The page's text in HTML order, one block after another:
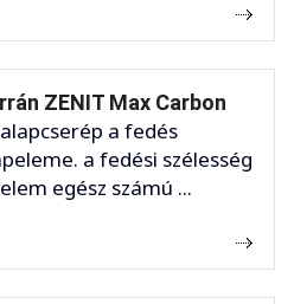
ZENIT Max Carbon
a fedés
a fedési szélesség
egész számú ...